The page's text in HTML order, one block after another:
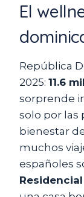
El
República
2025: 11.6
sorprende
solo por las
bienestar
muchos
españoles